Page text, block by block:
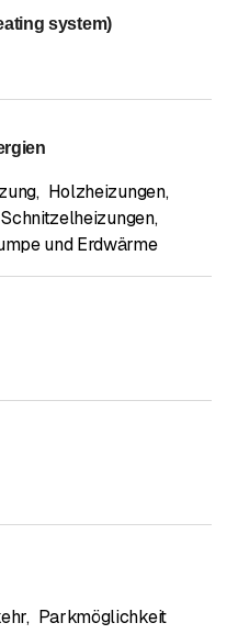
system)
, Holzheizungen,
,
und Erdwärme
, Parkmöglichkeit